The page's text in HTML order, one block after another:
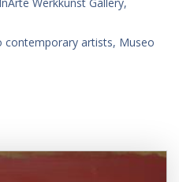
artists, Museo